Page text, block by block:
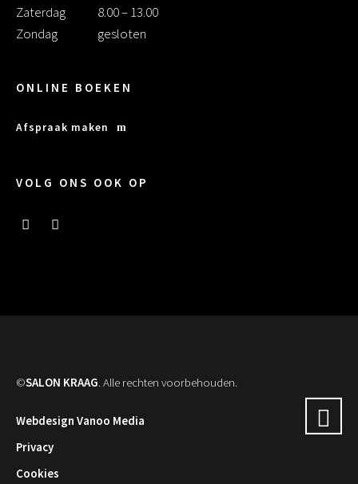
Zaterdag
8.00 – 13.00
Zondag
gesloten
ONLINE BOEKEN
Afspraak maken
VOLG ONS OOK OP
©SALON KRAAG. Alle rechten voorbehouden.
Webdesign Vanoo Media
Privacy
Cookies